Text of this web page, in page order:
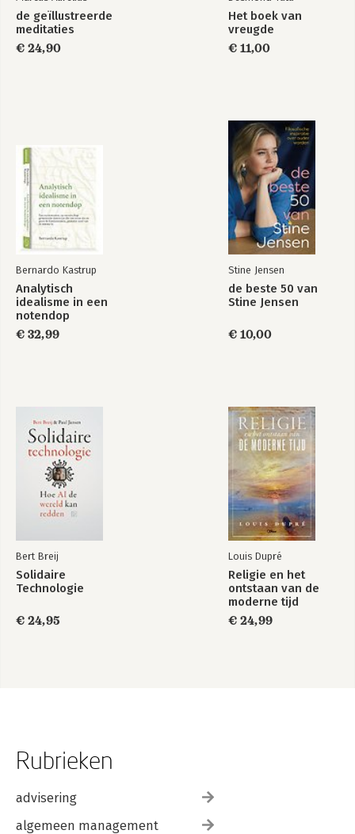
de geïllustreerde
meditaties
€ 24,90
Het boek van
vreugde
€ 11,00
Bernardo Kastrup
Analytisch
idealisme in een
notendop
€ 32,99
Stine Jensen
de beste 50 van
Stine Jensen
€ 10,00
Bert Breij
Solidaire
Technologie
€ 24,95
Louis Dupré
Religie en het
ontstaan van de
moderne tijd
€ 24,99
Rubrieken
advisering
algemeen management